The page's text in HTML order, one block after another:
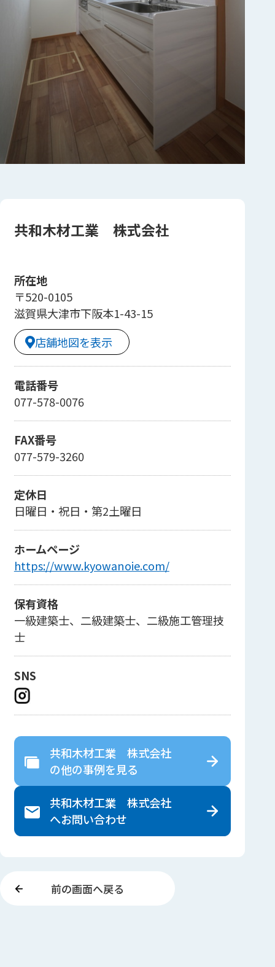
共和木材工業 株式会社
所在地
〒520-0105
滋賀県大津市下阪本1-43-15
店舗地図を表示
電話番号
077-578-0076
FAX番号
077-579-3260
定休日
日曜日・祝日・第2土曜日
ホームページ
https://www.kyowanoie.com/
保有資格
一級建築士、二級建築士、二級施工管理技
士
SNS
共和木材工業 株式会社
の他の事例を見る
共和木材工業 株式会社
へお問い合わせ
前の画面へ戻る